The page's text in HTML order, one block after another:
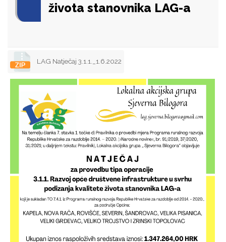
života stanovnika LAG-a
LAG Natječaj 3.1.1._1.6.2022